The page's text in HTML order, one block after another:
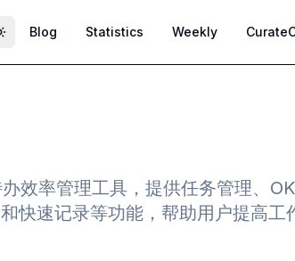
theme
Blog Statistics Weekly
效率管理工具，提供任务管理、
快速记录等功能，帮助用户提高工